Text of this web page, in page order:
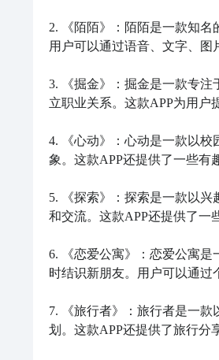
2. 《陌陌》：陌陌是一款知名
用户可以通过语音、文字、图
3. 《掘金》：掘金是一款专
立职业关系。这款APP为用户
4. 《心动》：心动是一款以
象。这款APP还提供了一些有
5. 《探索》：探索是一款以
和交流。这款APP还提供了一
6. 《恋爱公寓》：恋爱公寓是
时结识新朋友。用户可以通过
7. 《旅行者》：旅行者是一
划。这款APP还提供了旅行分